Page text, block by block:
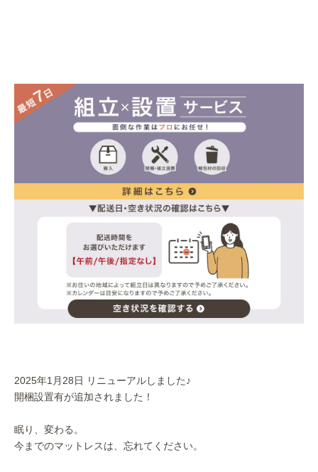
2025年1月28日 リニューアルしました♪
開梱設置有が追加されました！
眠り、変わる。
今までのマットレスは、忘れてください。